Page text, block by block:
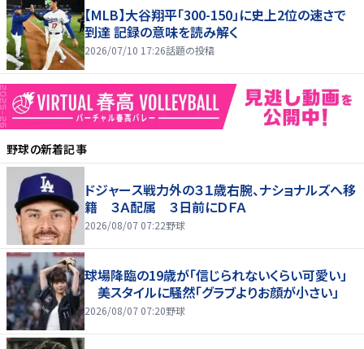
【MLB】大谷翔平「300-150」に史上2位の速さで
到達 記録の意味を読み解く
2026/07/10 17:26話題の投稿
野球の新着記事
ドジャース戦力外の３１歳右腕、ナショナルズへ移
籍 ３Ａ配属 ３日前にＤＦＡ
2026/08/07 07:22野球
球場降臨の19歳が「信じられないくらい可愛い」
美スタイルに騒然「グラブよりお顔が小さい」
2026/08/07 07:20野球